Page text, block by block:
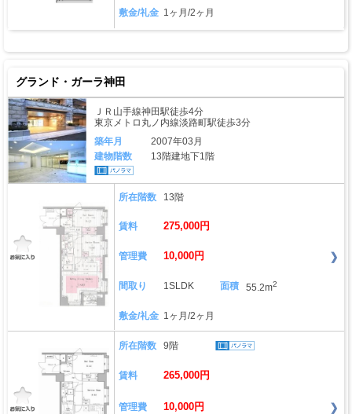
敷金/礼金 1ヶ月/2ヶ月
グランド・ガーラ神田
ＪＲ山手線神田駅徒歩4分
東京メトロ丸ノ内線淡路町駅徒歩3分
築年月
2007年03月
建物階数
13階建地下1階
所在階数 13階
賃料 275,000円
管理費 10,000円
間取り 1SLDK 面積 55.2m2
敷金/礼金 1ヶ月/2ヶ月
所在階数 9階
賃料 265,000円
管理費 10,000円